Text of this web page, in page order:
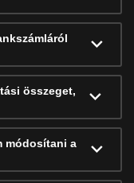
összeget,
módosítani a